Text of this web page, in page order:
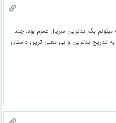
بگم بدترین سریال عمرم بود، چند
تدریج بدترین و بی معنی ترین داستان